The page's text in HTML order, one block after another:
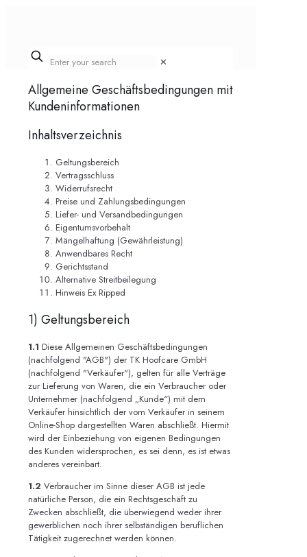
✕
Allgemeine Geschäftsbedingungen mit
Kundeninformationen
Inhaltsverzeichnis
Geltungsbereich
Vertragsschluss
Widerrufsrecht
Preise und Zahlungsbedingungen
Liefer- und Versandbedingungen
Eigentumsvorbehalt
Mängelhaftung (Gewährleistung)
Anwendbares Recht
Gerichtsstand
Alternative Streitbeilegung
Hinweis Ex Ripped
1) Geltungsbereich
1.1 Diese Allgemeinen Geschäftsbedingungen
(nachfolgend "AGB") der TK Hoofcare GmbH
(nachfolgend "Verkäufer"), gelten für alle Verträge
zur Lieferung von Waren, die ein Verbraucher oder
Unternehmer (nachfolgend „Kunde“) mit dem
Verkäufer hinsichtlich der vom Verkäufer in seinem
Online-Shop dargestellten Waren abschließt. Hiermit
wird der Einbeziehung von eigenen Bedingungen
des Kunden widersprochen, es sei denn, es ist etwas
anderes vereinbart.
1.2 Verbraucher im Sinne dieser AGB ist jede
natürliche Person, die ein Rechtsgeschäft zu
Zwecken abschließt, die überwiegend weder ihrer
gewerblichen noch ihrer selbständigen beruflichen
Tätigkeit zugerechnet werden können.